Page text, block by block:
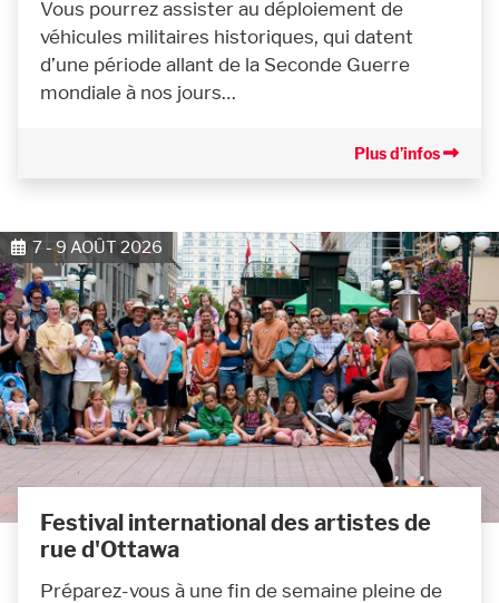
Vous pourrez assister au déploiement de
véhicules militaires historiques, qui datent
d’une période allant de la Seconde Guerre
mondiale à nos jours…
Plus d’infos
7 - 9 AOÛT 2026
Festival international des artistes de
rue d'Ottawa
Préparez-vous à une fin de semaine pleine de